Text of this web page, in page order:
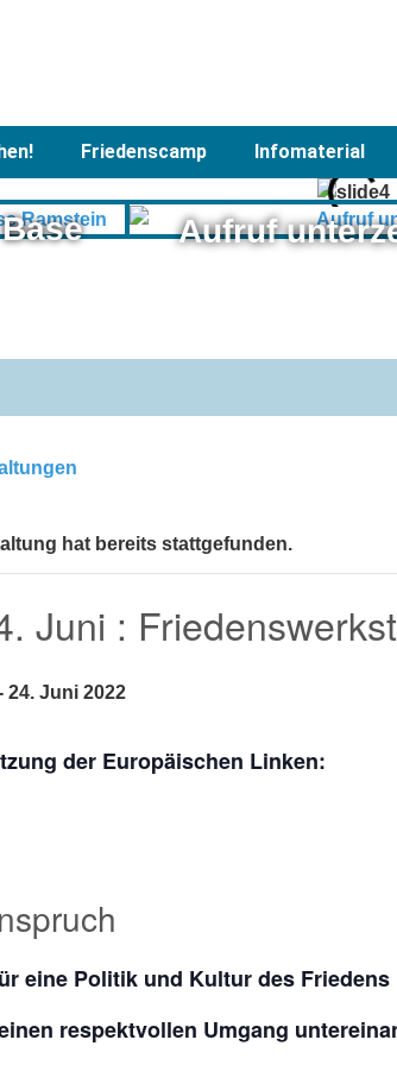
Friedenscamp Infomaterial
Aufruf
hat bereits stattgefunden.
Juni :
24. Juni 2022
der Europäischen Linken:
eine Politik und Kultur des
respektvollen Umgang